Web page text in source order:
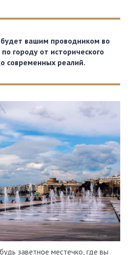
будет вашим проводником во
городу от исторического
современных реалий.
заветное местечко, где вы